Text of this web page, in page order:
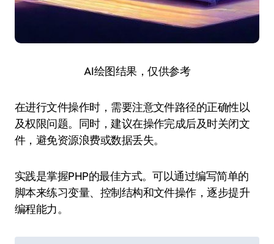
AI绘图结果，仅供参考
在进行文件操作时，需要注意文件路径的正确性以
及权限问题。同时，建议在操作完成后及时关闭文
件，避免资源浪费或数据丢失。
实践是掌握PHP的最佳方式。可以通过编写简单的
脚本来练习变量、控制结构和文件操作，逐步提升
编程能力。